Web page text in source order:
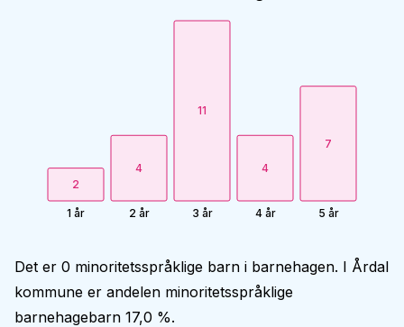
2
1 år
4
2 år
11
3 år
4
4 år
7
5 år
Det er 0 minoritetsspråklige barn i barnehagen. I Årdal
kommune er andelen minoritetsspråklige
barnehagebarn 17,0 %.